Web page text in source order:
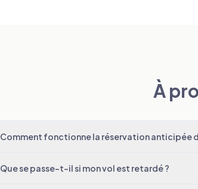
À
Comment fonctionne la réservation anticipée
Que se passe-t-il si mon vol est retardé ?